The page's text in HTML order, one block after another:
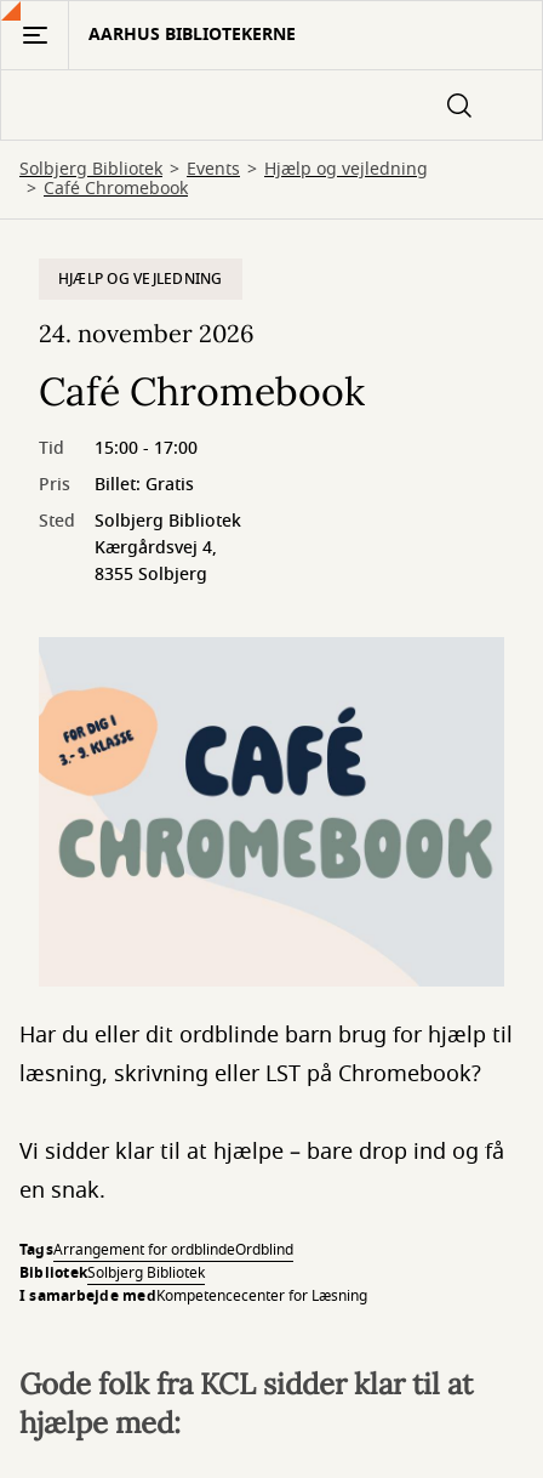
Gå
hovedindhold
AARHUS BIBLIOTEKERNE
Solbjerg Bibliotek Events Hjælp og vejledning
Café Chromebook
HJÆLP OG VEJLEDNING
24. november 2026
Café Chromebook
Tid
15:00 - 17:00
Pris
Billet: Gratis
Sted
Solbjerg Bibliotek
Kærgårdsvej 4,
8355 Solbjerg
Har du eller dit ordblinde barn brug for hjælp til
læsning, skrivning eller LST på Chromebook?
Vi sidder klar til at hjælpe – bare drop ind og få
en snak.
TagsArrangement for ordblindeOrdblind
BibliotekSolbjerg Bibliotek
I samarbejde medKompetencecenter for Læsning
Gode folk fra KCL sidder klar til at
hjælpe med: